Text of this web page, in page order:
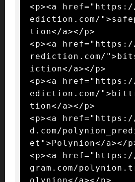
<p><a
ediction.com/
tion</a></p>
<p><a
rediction.com/
iction</a></p>
<p><a
ediction.com/
tion</a></p>
<p><a
d.com/
et">Polynion</a></
<p><a
gram.com/